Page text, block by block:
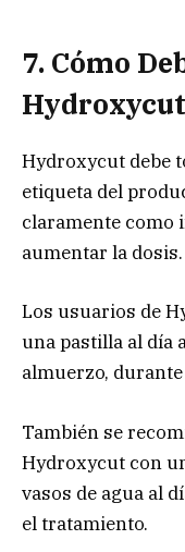
7. Cómo
Hydroxycut
Hydroxycut debe
etiqueta del
claramente como
aumentar la dosis.
Los usuarios de
una pastilla al día
almuerzo,
También se
Hydroxycut con
vasos de agua al
el tratamiento.